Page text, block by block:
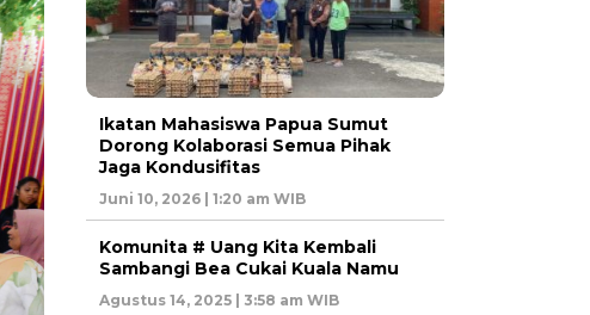
Ikatan Mahasiswa Papua Sumut
Dorong Kolaborasi Semua Pihak
Jaga Kondusifitas
Juni 10, 2026 | 1:20 am WIB
Komunita # Uang Kita Kembali
Sambangi Bea Cukai Kuala Namu
Agustus 14, 2025 | 3:58 am WIB